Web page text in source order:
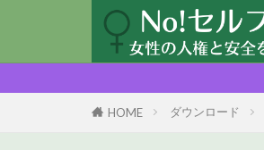
HOME ダウンロード